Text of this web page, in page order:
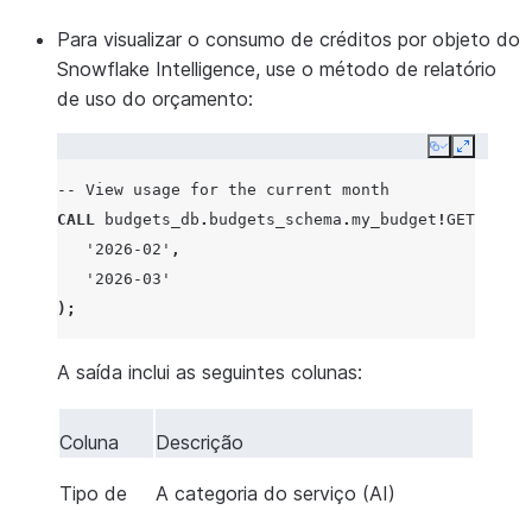
Para visualizar o consumo de créditos por objeto do
Snowflake Intelligence, use o método de relatório
de uso do orçamento:
CopyExpand
-- View usage for the current month
CALL
budgets_db . budgets_schema . my_budget !
'2026-02' ,
'2026-03'
);
A saída inclui as seguintes colunas:
Coluna Descrição
Tipo de
A categoria do serviço (AI)